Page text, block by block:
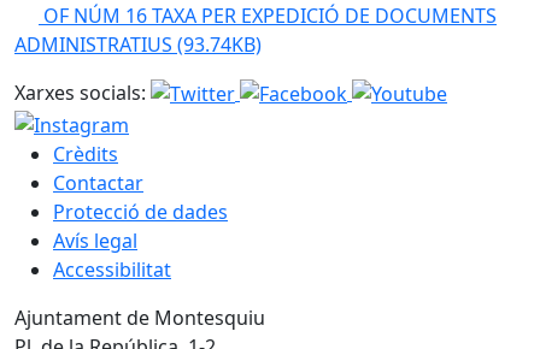
OF NÚM 16 TAXA PER EXPEDICIÓ DE DOCUMENTS
ADMINISTRATIUS (93.74KB)
Xarxes socials:
Crèdits
Contactar
Protecció de dades
Avís legal
Accessibilitat
Ajuntament de Montesquiu